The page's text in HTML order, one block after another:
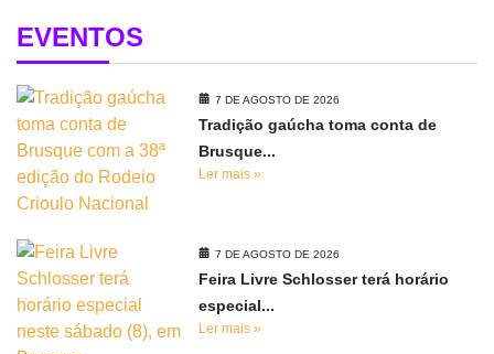
EVENTOS
7 DE AGOSTO DE 2026
Tradição gaúcha toma conta de
Brusque...
Ler mais »
7 DE AGOSTO DE 2026
Feira Livre Schlosser terá horário
especial...
Ler mais »